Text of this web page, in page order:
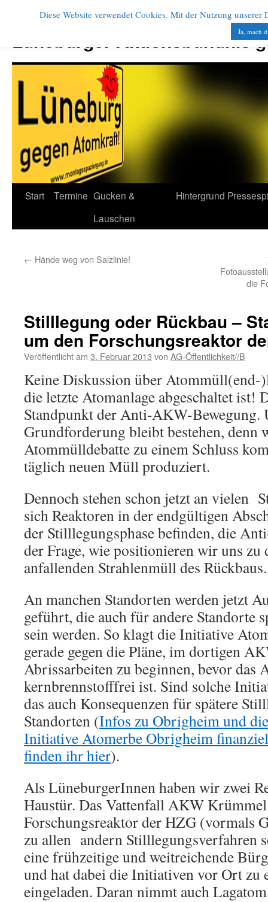
Lüneburger Aktionsbündnis
Start Termine Gucken &
Lauschen
Hintergrund
← Hände weg von Salzlinie!
die
Stilllegung oder Rückbau –
um den Forschungsreaktor
Veröffentlicht am 3. Februar 2013 von AG-Öffentlichkeit//B
Keine Diskussion über Atommüll(end-
die letzte Atomanlage abgeschaltet ist!
Standpunkt der Anti-AKW-Bewegung.
Grundforderung bleibt bestehen, denn
Atommülldebatte zu einem Schluss
täglich neuen Müll produziert.
Dennoch stehen schon jetzt an vielen
sich Reaktoren in der endgültigen
der Stilllegungsphase befinden, die
der Frage, wie positionieren wir uns
anfallenden Strahlenmüll des Rückbaus.
An manchen Standorten werden jetzt
geführt, die auch für andere Standorte
sein werden. So klagt die Initiative
gerade gegen die Pläne, im dortigen
Abrissarbeiten zu beginnen, bevor das
kernbrennstofffrei ist. Sind solche
das auch Konsequenzen für spätere
Standorten (Infos zu Obrigheim und
Initiative Atomerbe Obrigheim
finden ihr hier).
Als LüneburgerInnen haben wir zwei
Haustür. Das Vattenfall AKW
Forschungsreaktor der HZG (vormals
zu allen andern Stilllegungsverfahren
eine frühzeitige und weitreichende
und hat dabei die Initiativen vor Ort zu
eingeladen. Daran nimmt auch
Diese Website verwendet Cookies. Mit der Nutzung
Ja, mach